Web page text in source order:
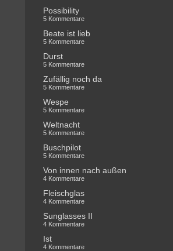
Possibility
5 Kommentare
Beate ist lieb
5 Kommentare
Durst
5 Kommentare
Zufällig noch da
5 Kommentare
Wespe
5 Kommentare
Weltnacht
5 Kommentare
Buschpilot
5 Kommentare
Von innen nach außen
4 Kommentare
Fleischglas
4 Kommentare
Sunglasses II
4 Kommentare
Ist
4 Kommentare